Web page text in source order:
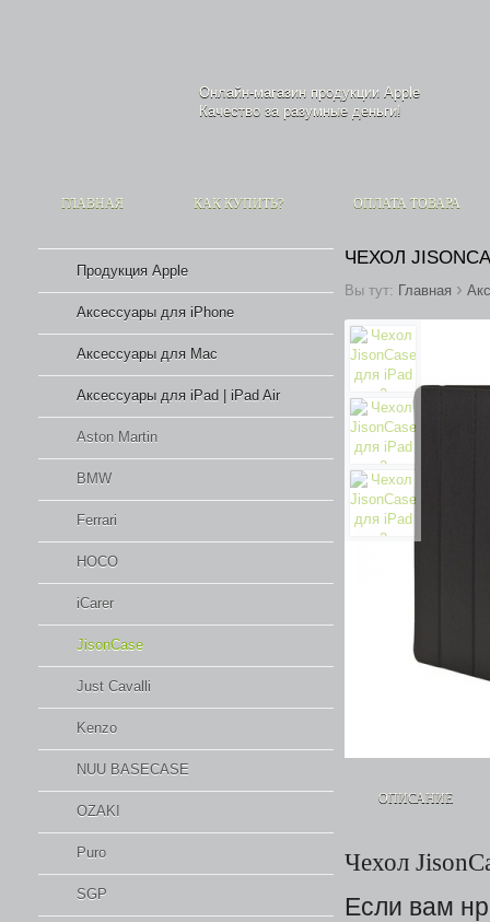
Онлайн-магазин продукции Apple
Качество за разумные деньги!
ГЛАВНАЯ КАК КУПИТЬ? ОПЛАТА ТОВАРА
ЧЕХОЛ
Вы тут: Главная ›
ОПИСАНИЕ
Чехол
Если вам
Продукция Apple
Аксессуары для iPhone
Аксессуары для Mac
Аксессуары для iPad | iPad Air
Aston Martin
BMW
Ferrari
HOCO
iCarer
JisonCase
Just Cavalli
Kenzo
NUU BASECASE
OZAKI
Puro
SGP